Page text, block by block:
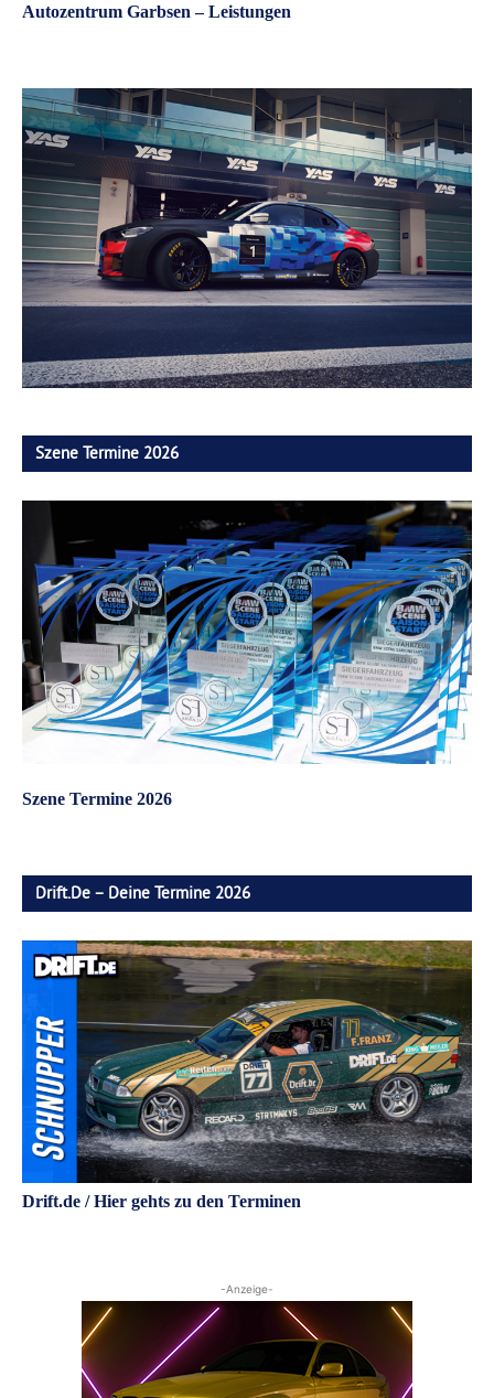
Autozentrum Garbsen – Leistungen
Szene Termine 2026
Szene Termine 2026
Drift.de – Deine Termine 2026
Drift.de / Hier gehts zu den Terminen
-Anzeige-